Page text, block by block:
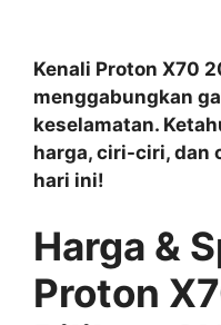
Kenali Proton X70
menggabungkan
keselamatan.
harga, ciri-ciri, dan
hari ini!
Harga &
Proton